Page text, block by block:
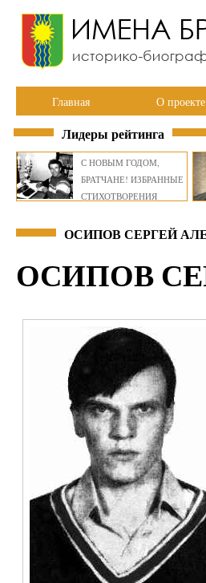
Главная О проекте
Лидеры рейтинга
С НОВЫМ ГОДОМ,
БРАТЧАНЕ! ИЗБРАННЫЕ
СТИХОТВОРЕНИЯ
ОСИПОВ СЕРГЕЙ
ОСИПОВ